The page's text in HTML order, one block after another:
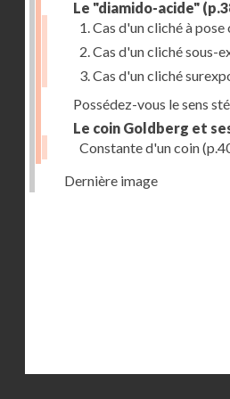
Le "diamido-acide"
1. Cas d'un cliché à
2. Cas d'un cliché sous-
3. Cas d'un cliché
Possédez-vous le sens
Le coin Goldberg et
Constante d'un coin
Dernière image